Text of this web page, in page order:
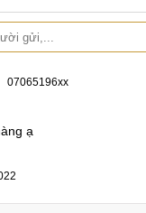
07065196xx
ạ